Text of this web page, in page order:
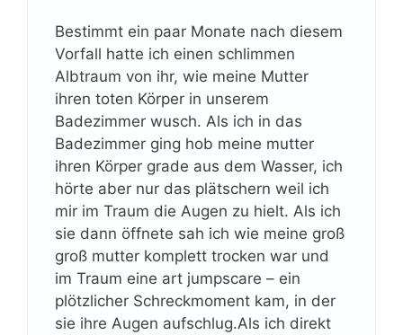
Bestimmt ein paar Monate nach diesem
Vorfall hatte ich einen schlimmen
Albtraum von ihr, wie meine Mutter
ihren toten Körper in unserem
Badezimmer wusch. Als ich in das
Badezimmer ging hob meine mutter
ihren Körper grade aus dem Wasser, ich
hörte aber nur das plätschern weil ich
mir im Traum die Augen zu hielt. Als ich
sie dann öffnete sah ich wie meine groß
groß mutter komplett trocken war und
im Traum eine art jumpscare – ein
plötzlicher Schreckmoment kam, in der
sie ihre Augen aufschlug.Als ich direkt